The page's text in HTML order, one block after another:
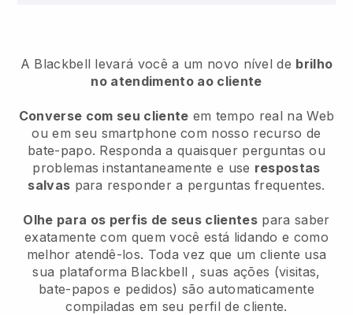
A Blackbell levará você a um novo nível de brilho
no atendimento ao cliente
Converse com seu cliente em tempo real na Web
ou em seu smartphone com nosso recurso de
bate-papo. Responda a quaisquer perguntas ou
problemas instantaneamente e use respostas
salvas para responder a perguntas frequentes.
Olhe para os perfis de seus clientes para saber
exatamente com quem você está lidando e como
melhor atendê-los. Toda vez que um cliente usa
sua plataforma Blackbell , suas ações (visitas,
bate-papos e pedidos) são automaticamente
compiladas em seu perfil de cliente.